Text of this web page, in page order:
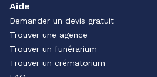
Aide
Demander un devis gratuit
Trouver une agence
Trouver un funérarium
Trouver un crématorium